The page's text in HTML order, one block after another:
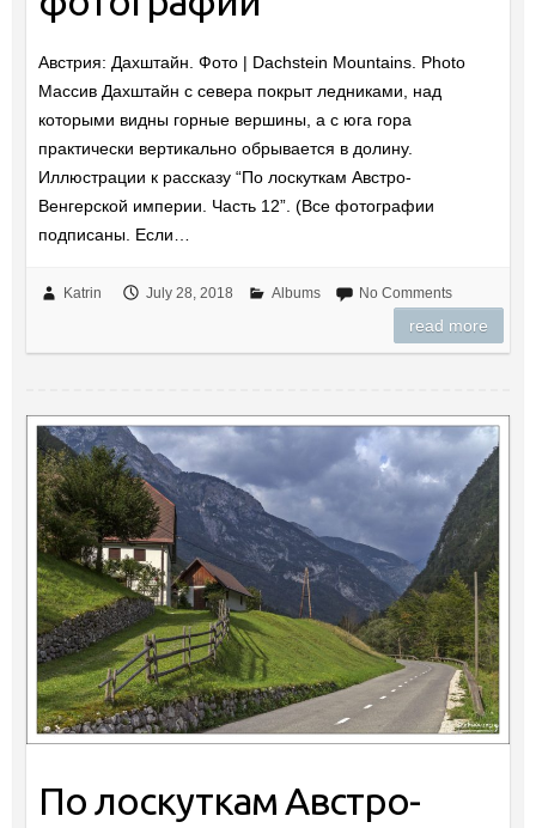
Австрия: Дахштайн. Фото | Dachstein Mountains. Photo
Массив Дахштайн с севера покрыт ледниками, над
которыми видны горные вершины, а с юга гора
практически вертикально обрывается в долину.
Иллюстрации к рассказу “По лоскуткам Австро-
Венгерской империи. Часть 12”. (Все фотографии
подписаны. Если…
Katrin July 28, 2018 Albums No Comments
read more
По лоскуткам Австро-